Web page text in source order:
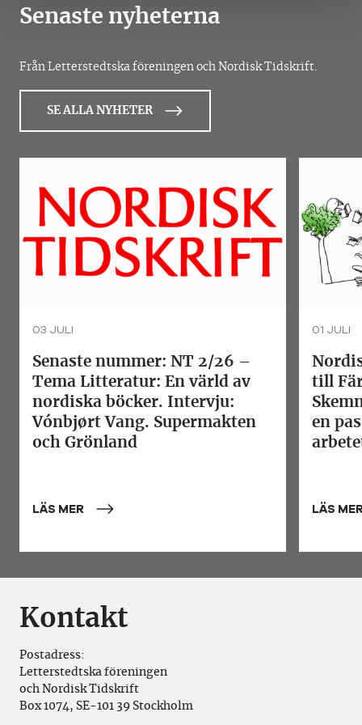
Senaste nyheterna
Från Letterstedtska föreningen och Nordisk Tidskrift.
SE ALLA NYHETER
03 JULI
Senaste nummer: NT 2/26 –
Tema Litteratur: En värld av
nordiska böcker. Intervju:
Vónbjørt Vang. Supermakten
och Grönland
LÄS MER
01 JULI
till
en
LÄS
Kontakt
Postadress:
Letterstedtska föreningen
och Nordisk Tidskrift
Box 1074, SE-101 39 Stockholm